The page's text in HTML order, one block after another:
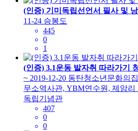
(인증) 기미독립선언서 필사 및
11-24 승봉도
445
0
1
(인증) 3.1운동 발자취 따라가기
~ 2019-12-20 동탄청소년문화의
무소역사관, YBM연수원, 제암리
독립기념관
407
0
0